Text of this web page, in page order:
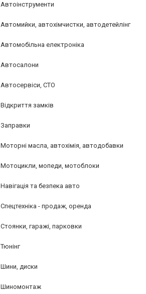
Автоінструменти
Автомийки, автохімчистки, автодетейлінг
Автомобільна електроніка
Автосалони
Автосервіси, СТО
Відкриття замків
Заправки
Моторні масла, автохімія, автодобавки
Мотоцикли, мопеди, мотоблоки
Навігація та безпека авто
Спецтехніка - продаж, оренда
Стоянки, гаражі, парковки
Тюнінг
Шини, диски
Шиномонтаж